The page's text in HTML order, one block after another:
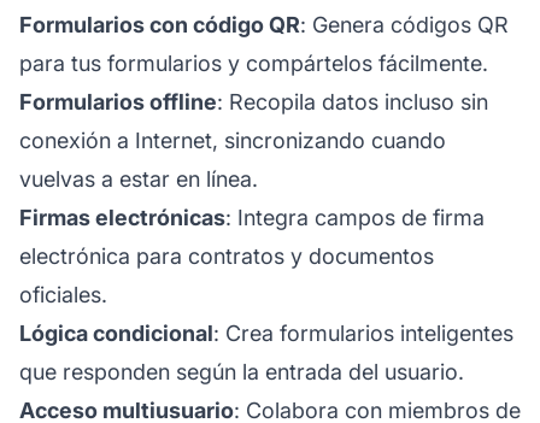
Formularios con código QR: Genera códigos QR
para tus formularios y compártelos fácilmente.
Formularios offline: Recopila datos incluso sin
conexión a Internet, sincronizando cuando
vuelvas a estar en línea.
Firmas electrónicas: Integra campos de firma
electrónica para contratos y documentos
oficiales.
Lógica condicional: Crea formularios inteligentes
que responden según la entrada del usuario.
Acceso multiusuario: Colabora con miembros de